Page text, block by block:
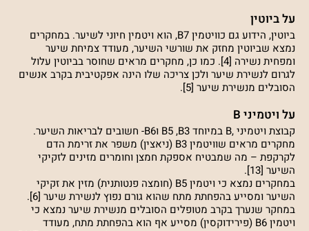
על ביוטין
ביוטין, הידוע גם כוויטמין B7, הוא ויטמין חיוני לשיער. במחקרים
נמצא שביוטין מחזק את שורשי השיער, מעודד צמיחת שיער
ומפחית נשירה [4]. כמו כן, מחקרים מראים שחוסר בביוטין עלול
לגרום לנשירת שיער ולכן צריכה שלו הינה אפקטיבית בקרב אנשים
הסובלים מנשירת שיער [5].
על ויטמיני B
קבוצת ויטמיני ,B במיוחד B5 ,B3 וB6- חשובים לבריאות השיער.
מחקרים מראים שוויטמין B3 (ניאצין) משפר את זרימת הדם
לקרקפת – מה שמבטיח אספקת חמצן וחומרים מזינים לזקיקי
השיער [13].
במחקרים נמצא כי ויטמין B5 (חומצה פנטותנית) מזין את זקיקי
השיער ומסייע בהפחתת מתח שהוא גורם נפוץ לנשירת שיער [6].
במחקר שנערך בקרב מטופלים הסובלים מנשירת שיער נמצא כי
ויטמין B6 (פירידוקסין) מסייע אף הוא בהפחתת מתח, מעודד